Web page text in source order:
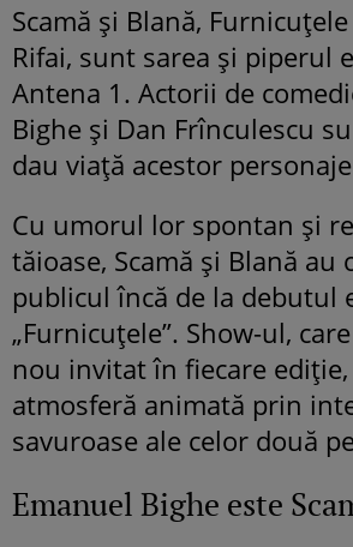
Scamă și Blană,
Rifai, sunt sarea și piperul
Antena 1. Actorii de
Bighe și Dan Frînculescu
dau viață acestor
Cu umorul lor spontan și
tăioase, Scamă și Blană au
publicul încă de la debutul
„Furnicuțele”. Show-ul,
nou invitat în fiecare
atmosferă animată prin
savuroase ale celor două
Emanuel Bighe este